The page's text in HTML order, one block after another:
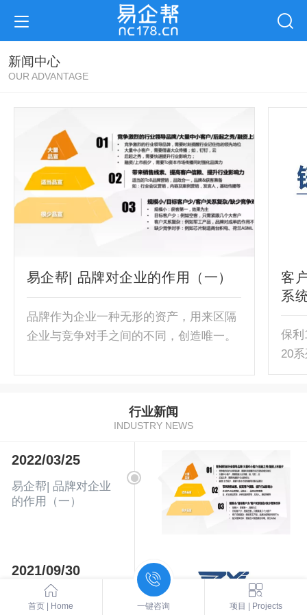
新闻中心
OUR ADVANTAGE
易企帮| 品牌对企业的作用（一）
品牌作为企业一种无形的资产，用来区隔
企业与竞争对手之间的不同，创造唯一。
拥有市场，谁拥有了强大的品牌，谁将成
概而论，不同的企业有不同的情况，用一
张图概括：当业务能够满足行业目标客户
类客户，最大化提高产品规模和收入。在
这一阶段，精心制作品牌手册和标杆案例
包装，增加销售人员BD，能够显著...
客
系
保利
20
的
行业新闻
INDUSTRY NEWS
2022/03/25
易企帮| 品牌对企业
的作用（一）
2021/09/30
客户产品品鉴2-保利
110系列窄边系统窗
首页 | Home 一键咨询 项目 | Projects